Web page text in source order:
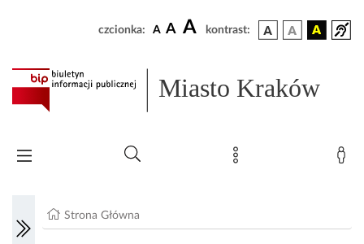
czcionka: A A A kontrast:
Miasto Kraków
Strona Główna